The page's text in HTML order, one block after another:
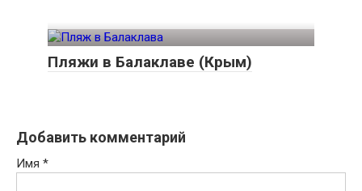
Пляжи в Балаклаве (Крым)
Добавить комментарий
Имя *